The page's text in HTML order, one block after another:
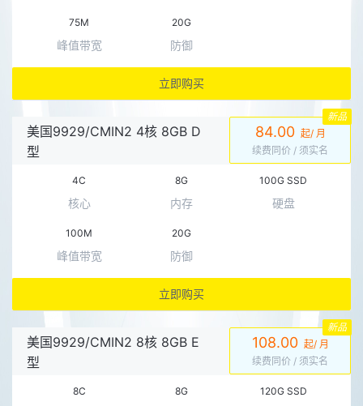
75M
峰值带宽
20G
防御
立即购买
美国9929/CMIN2 4核 8GB D
型
4C
核心
8G
内存
100G SSD
硬盘
100M
峰值带宽
20G
防御
84.00 起/ 月
续费同价 / 须实名
新品
立即购买
美国9929/CMIN2 8核 8GB E
型
8C 8G 120G SSD
108.00 起/ 月
续费同价 / 须实名
新品